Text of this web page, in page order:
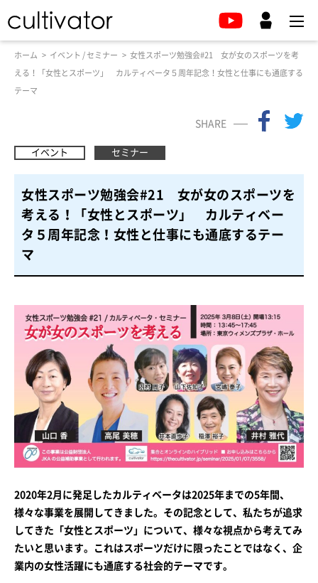
ホーム イベント / セミナー 女性スポーツ勉強会#21 女が女のスポーツを考
える！「女性とスポーツ」 カルティベータ５周年記念！女性と仕事にも通底する
テーマ
SHARE
イベント セミナー
女性スポーツ勉強会#21 女が女のスポーツを
考える！「女性とスポーツ」 カルティベー
タ５周年記念！女性と仕事にも通底するテー
マ
2020年2月に発足したカルティベータは2025年までの5年間、
様々な事業を展開してきました。その記念として、私たちが追求
してきた「女性とスポーツ」について、様々な視点から考えてみ
たいと思います。これはスポーツだけに限ったことではなく、企
業内の女性活躍にも通底する社会的テーマです。